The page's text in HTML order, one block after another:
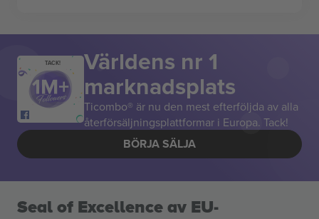
TACK! Världens nr 1
marknadsplats
Ticombo® är nu den mest efterföljda av alla
återförsäljningsplattformar i Europa. Tack!
BÖRJA SÄLJA
Seal of Excellence av EU-